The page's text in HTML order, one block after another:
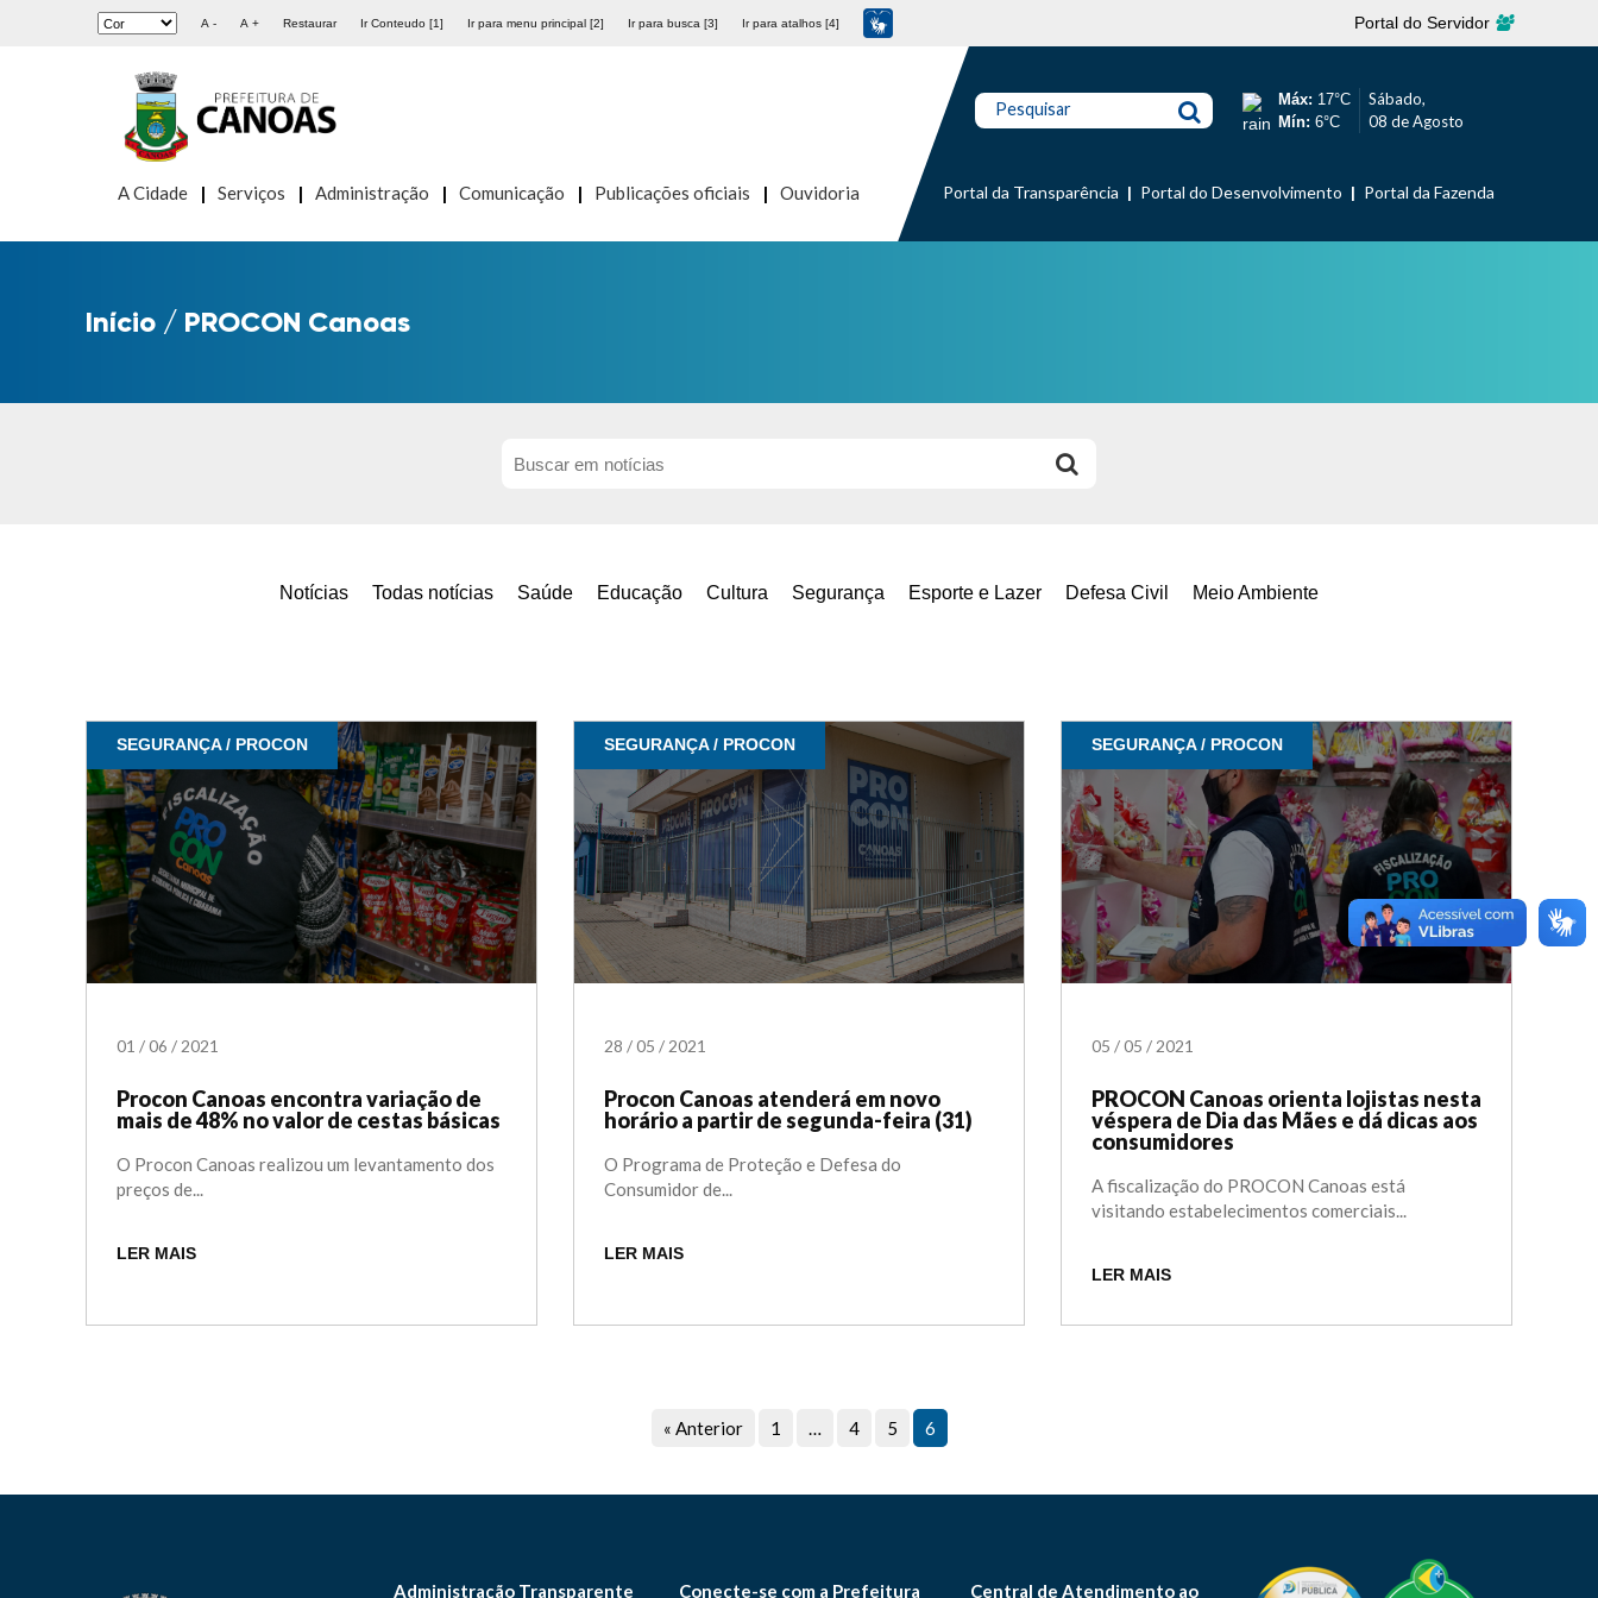
A - A + Restaurar Ir Conteudo [1] Ir para menu principal [2] Ir para busca [3] Ir para atalhos [4] Portal do Servidor
A Cidade Serviços Administração Comunicação Publicações oficiais Ouvidoria
Pesquisar Máx: 17°C
Mín: 6°C
Sábado,
08 de Agosto
Portal da Transparência Portal do Desenvolvimento Portal da Fazenda
Início / PROCON Canoas
Notícias Todas notícias Saúde Educação Cultura Segurança Esporte e Lazer Defesa Civil Meio Ambiente
SEGURANÇA / PROCON
01 /06 /2021
Procon Canoas encontra variação de
mais de 48% no valor de cestas básicas
O Procon Canoas realizou um levantamento dos
preços de...
LER MAIS
SEGURANÇA / PROCON
28 /05 /2021
Procon Canoas atenderá em novo
horário a partir de segunda-feira (31)
O Programa de Proteção e Defesa do
Consumidor de...
LER MAIS
SEGURANÇA / PROCON
05 /05 /2021
PROCON Canoas orienta lojistas nesta
véspera de Dia das Mães e dá dicas aos
consumidores
A fiscalização do PROCON Canoas está
visitando estabelecimentos comerciais...
LER MAIS
« Anterior 1 … 4 5 6
Administração Transparente Conecte-se com a Prefeitura Central de Atendimento ao